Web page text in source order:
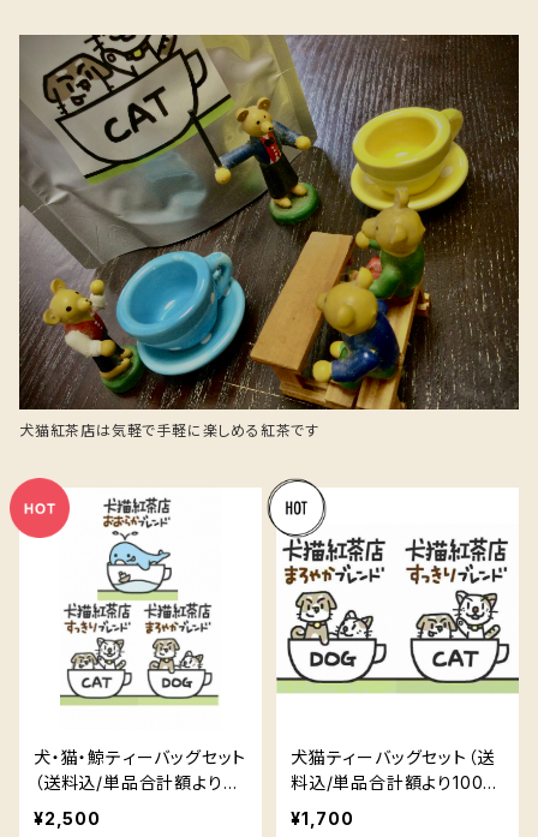
犬猫紅茶店は気軽で手軽に楽しめる紅茶です
犬・猫・鯨ティーバッグセット
（送料込/単品合計額より30
0円お得）
¥2,500
犬猫ティーバッグセット（送
料込/単品合計額より100円
お得）
¥1,700